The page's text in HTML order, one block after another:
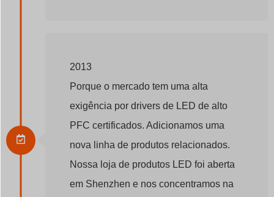
2013
Porque o mercado tem uma alta
exigência por drivers de LED de alto
PFC certificados. Adicionamos uma
nova linha de produtos relacionados.
Nossa loja de produtos LED foi aberta
em Shenzhen e nos concentramos na